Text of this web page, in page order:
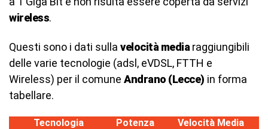
wireless.
Questi sono i dati sulla velocità media raggiungibili
delle varie tecnologie (adsl, eVDSL, FTTH e
Wireless) per il comune Andrano (Lecce) in forma
tabellare.
Tecnologia Potenza
Velocità Media